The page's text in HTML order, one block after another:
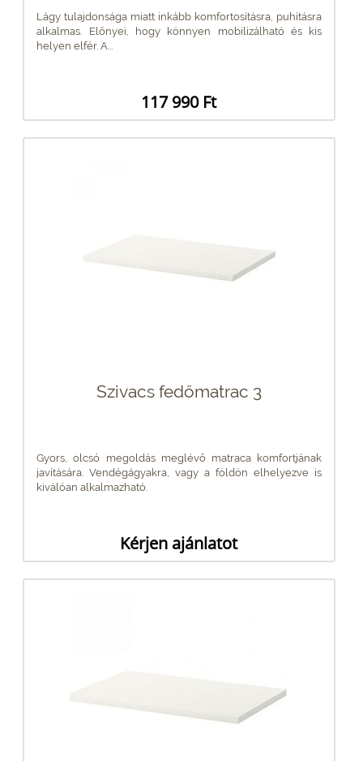
Lágy tulajdonsága miatt inkább komfortosításra, puhításra
alkalmas. Előnyei, hogy könnyen mobilizálható és kis
helyen elfér. A...
117 990 Ft
Szivacs fedőmatrac 3
Gyors, olcsó megoldás meglévő matraca komfortjának
javítására. Vendégágyakra, vagy a földön elhelyezve is
kiválóan alkalmazható.
Kérjen ajánlatot